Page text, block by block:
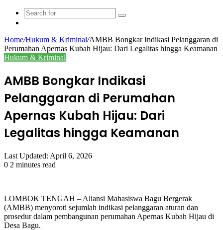
Search
Home/Hukum & Kriminal/AMBB Bongkar Indikasi Pelanggaran di
Perumahan Apernas Kubah Hijau: Dari Legalitas hingga Keamanan
Hukum & Kriminal
AMBB Bongkar Indikasi
Pelanggaran di Perumahan
Apernas Kubah Hijau: Dari
Legalitas hingga Keamanan
Last Updated: April 6, 2026
0 2 minutes read
LOMBOK TENGAH – Aliansi Mahasiswa Bagu Bergerak
(AMBB) menyoroti sejumlah indikasi pelanggaran aturan dan
prosedur dalam pembangunan perumahan Apernas Kubah Hijau di
Desa Bagu.